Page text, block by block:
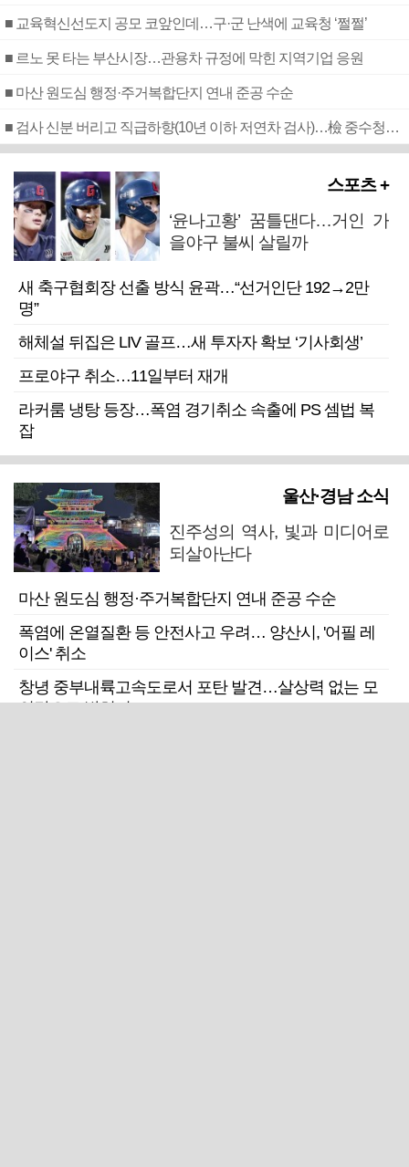
■ 교육혁신선도지 공모 코앞인데…구·군 난색에 교육청 ‘쩔쩔’
■ 르노 못 타는 부산시장…관용차 규정에 막힌 지역기업 응원
■ 마산 원도심 행정·주거복합단지 연내 준공 수순
■ 검사 신분 버리고 직급하향(10년 이하 저연차 검사)…檢 중수청행 기피
스포츠 +
‘윤나고황’ 꿈틀댄다…거인 가
을야구 불씨 살릴까
새 축구협회장 선출 방식 윤곽…“선거인단 192→2만
명”
해체설 뒤집은 LIV 골프…새 투자자 확보 ‘기사회생’
프로야구 취소…11일부터 재개
라커룸 냉탕 등장…폭염 경기취소 속출에 PS 셈법 복
잡
울산·경남 소식
진주성의 역사, 빛과 미디어로
되살아난다
마산 원도심 행정·주거복합단지 연내 준공 수순
폭염에 온열질환 등 안전사고 우려… 양산시, '어필 레
이스' 취소
창녕 중부내륙고속도로서 포탄 발견…살상력 없는 모
의탄으로 밝혀져